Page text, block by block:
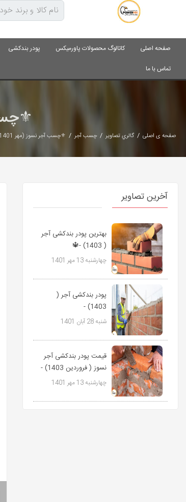
صفحه اصلی کاتالوگ محصولات پاورمیکس پودر بندکشی
تماس با ما
⚜️چسب آجر
صفحه ی اصلی / گالري تصاوير/چسب آجر/ ⚜️چسب آجر نسوز (مهر 1401) 09127511808 | پاورمیکس⚜️
آخرین تصاویر
بهترین پودر بندکشی آجر
( 1403) -🔱
09127511808
چهارشنبه 13 مهر 1401
پودر بندکشی آجر (
1403) -
09127511808
شنبه 28 آبان 1401
قیمت پودر بندکشی آجر
نسوز ( فروردین 1403) -
09127511808...
چهارشنبه 13 مهر 1401